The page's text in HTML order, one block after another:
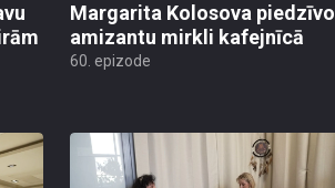
Margarita Kolosova piedzīvo
amizantu mirkli kafejnīcā
60. epizode